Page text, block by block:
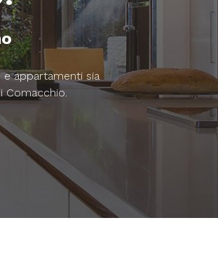
e appartamenti sia
Comacchio.